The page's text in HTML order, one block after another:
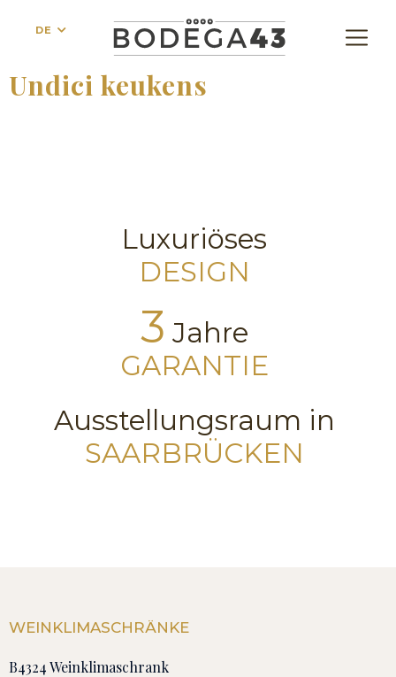
DE
Undici keukens
Luxuriöses
DESIGN
3 Jahre
GARANTIE
Ausstellungsraum in
SAARBRÜCKEN
WEINKLIMASCHRÄNKE
B4324 Weinklimaschrank